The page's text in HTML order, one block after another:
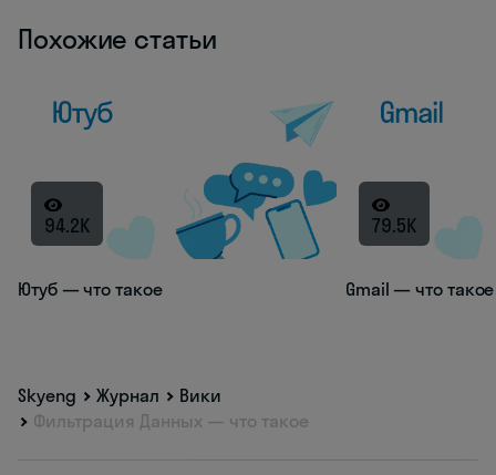
Похожие статьи
94.2K
Ютуб — что такое
79.5K
Gmail — что такое
Skyeng Журнал
Вики
Фильтрация Данных — что такое